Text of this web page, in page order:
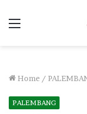
Menu
Home /
PALEMBANG